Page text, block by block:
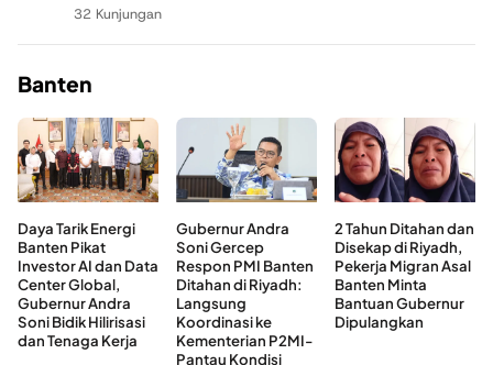
32 Kunjungan
Banten
Daya Tarik Energi
Banten Pikat
Investor AI dan Data
Center Global,
Gubernur Andra
Soni Bidik Hilirisasi
dan Tenaga Kerja
Gubernur Andra
Soni Gercep
Respon PMI Banten
Ditahan di Riyadh:
Langsung
Koordinasi ke
Kementerian P2MI-
Pantau Kondisi
2 Tahun Ditahan dan
Disekap di Riyadh,
Pekerja Migran Asal
Banten Minta
Bantuan Gubernur
Dipulangkan